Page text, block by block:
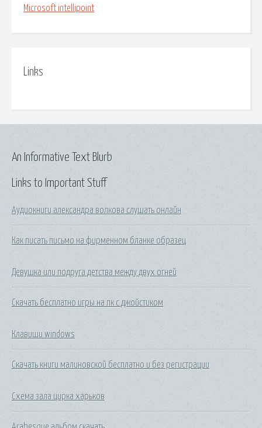
Microsoft intellipoint
Links
Links to Important Stuff
Аудиокниги александра волкова слушать онлайн
Как писать письмо на фирменном бланке образец
Девушка или подруга детства между двух огней
Скачать бесплатно игры на пк с джойстиком
Клавиши windows
Скачать книги малиновской бесплатно и без регистрации
Схема зала цирка харьков
An Informative Text Blurb